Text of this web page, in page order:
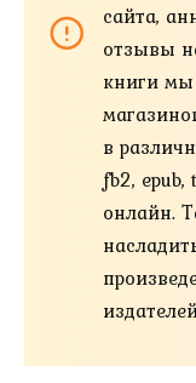
сайта,
отзывы
книги мы
в
fb2,
онлайн.